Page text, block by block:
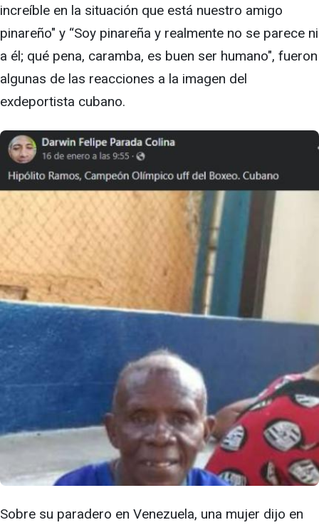
increíble en la situación que está nuestro amigo
pinareño" y “Soy pinareña y realmente no se parece ni
a él; qué pena, caramba, es buen ser humano", fueron
algunas de las reacciones a la imagen del
exdeportista cubano.
Sobre su paradero en Venezuela, una mujer dijo en